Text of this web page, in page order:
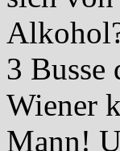
3 Busse
Wiener
Mann!